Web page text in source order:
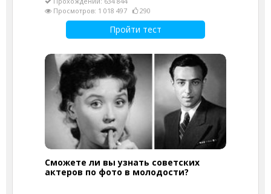
Просмотров: 1 018 497
290
Пройти тест
Сможете ли вы узнать советских
актеров по фото в молодости?